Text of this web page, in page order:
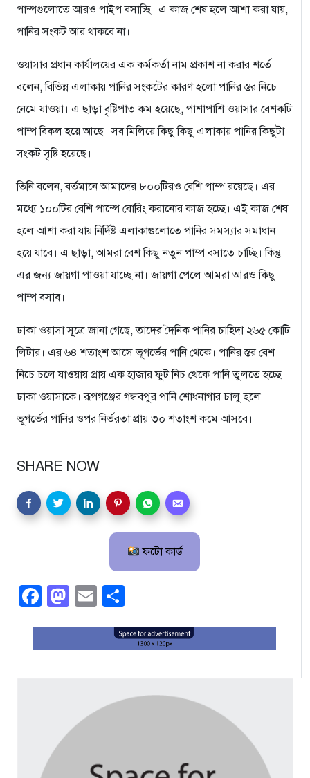
পাম্পগুলোতে আরও পাইপ বসাচ্ছি। এ কাজ শেষ হলে আশা করা যায়,
পানির সংকট আর থাকবে না।
ওয়াসার প্রধান কার্যালয়ের এক কর্মকর্তা নাম প্রকাশ না করার শর্তে
বলেন, বিভিন্ন এলাকায় পানির সংকটের কারণ হলো পানির স্তর নিচে
নেমে যাওয়া। এ ছাড়া বৃষ্টিপাত কম হয়েছে, পাশাপাশি ওয়াসার বেশকটি
পাম্প বিকল হয়ে আছে। সব মিলিয়ে কিছু কিছু এলাকায় পানির কিছুটা
সংকট সৃষ্টি হয়েছে।
তিনি বলেন, বর্তমানে আমাদের ৮০০টিরও বেশি পাম্প রয়েছে। এর
মধ্যে ১০০টির বেশি পাম্পে বোরিং করানোর কাজ হচ্ছে। এই কাজ শেষ
হলে আশা করা যায় নির্দিষ্ট এলাকাগুলোতে পানির সমস্যার সমাধান
হয়ে যাবে। এ ছাড়া, আমরা বেশ কিছু নতুন পাম্প বসাতে চাচ্ছি। কিন্তু
এর জন্য জায়গা পাওয়া যাচ্ছে না। জায়গা পেলে আমরা আরও কিছু
পাম্প বসাব।
ঢাকা ওয়াসা সূত্রে জানা গেছে, তাদের দৈনিক পানির চাহিদা ২৬৫ কোটি
লিটার। এর ৬৪ শতাংশ আসে ভূগর্ভের পানি থেকে। পানির স্তর বেশ
নিচে চলে যাওয়ায় প্রায় এক হাজার ফুট নিচ থেকে পানি তুলতে হচ্ছে
ঢাকা ওয়াসাকে। রূপগঞ্জের গন্ধবপুর পানি শোধনাগার চালু হলে
ভূগর্ভের পানির ওপর নির্ভরতা প্রায় ৩০ শতাংশ কমে আসবে।
SHARE NOW
ফটো কার্ড
Facebook
Mastodon
Email